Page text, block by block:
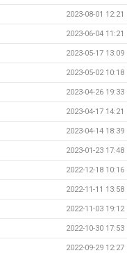
2023-08-01 12:21
2023-06-04 11:21
2023-05-17 13:09
2023-05-02 10:18
2023-04-26 19:33
2023-04-17 14:21
2023-04-14 18:39
2023-01-23 17:48
2022-12-18 10:16
2022-11-11 13:58
2022-11-03 19:12
2022-10-30 17:53
2022-09-29 12:27